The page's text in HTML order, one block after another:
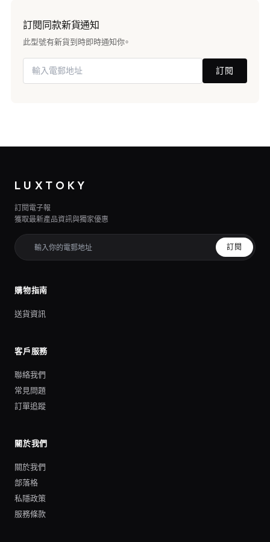
訂閱同款新貨通知
此型號有新貨到時即時通知你。
訂閱
LUXTOKY
訂閱電子報
獲取最新產品資訊與獨家優惠
訂閱
購物指南
送貨資訊
客戶服務
聯絡我們
常見問題
訂單追蹤
關於我們
關於我們
部落格
私隱政策
服務條款